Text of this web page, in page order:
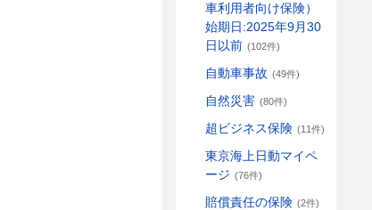
車利用者向け保険）
始期日:2025年9月30
日以前 (102件)
自動車事故 (49件)
自然災害 (80件)
超ビジネス保険 (11件)
東京海上日動マイペ
ージ (76件)
賠償責任の保険 (2件)